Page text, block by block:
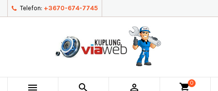
Telefon: +3670-674-7745
   shopping_cart0